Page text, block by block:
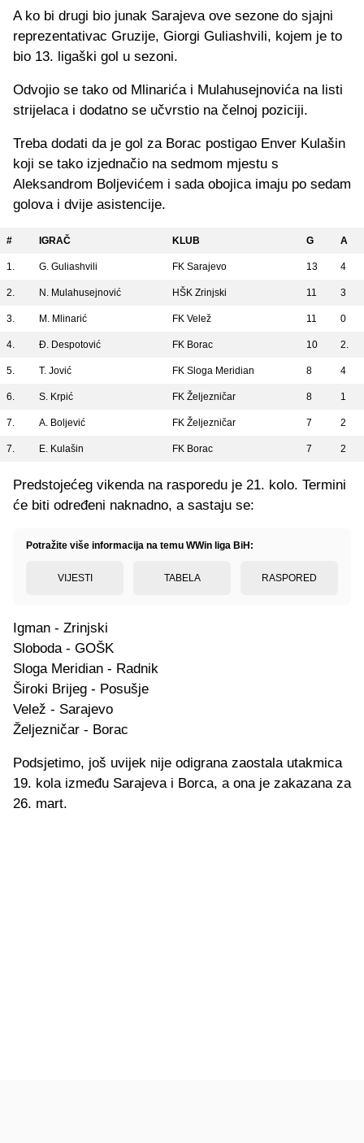
A ko bi drugi bio junak Sarajeva ove sezone do sjajni
reprezentativac Gruzije, Giorgi Guliashvili, kojem je to
bio 13. ligaški gol u sezoni.
Odvojio se tako od Mlinarića i Mulahusejnovića na listi
strijelaca i dodatno se učvrstio na čelnoj poziciji.
Treba dodati da je gol za Borac postigao Enver Kulašin
koji se tako izjednačio na sedmom mjestu s
Aleksandrom Boljevićem i sada obojica imaju po sedam
golova i dvije asistencije.
# IGRAČ KLUB G A
1. G. Guliashvili FK Sarajevo 13 4
2. N. Mulahusejnović HŠK Zrinjski 11 3
3. M. Mlinarić FK Velež 11 0
4. Đ. Despotović FK Borac 10 2.
5. T. Jović FK Sloga Meridian 8 4
6. S. Krpić FK Željezničar 8 1
7. A. Boljević FK Željezničar 7 2
7. E. Kulašin FK Borac 7 2
Predstojećeg vikenda na rasporedu je 21. kolo. Termini
će biti određeni naknadno, a sastaju se:
Potražite više informacija na temu WWin liga BiH:
VIJESTI TABELA RASPORED
Igman - Zrinjski
Sloboda - GOŠK
Sloga Meridian - Radnik
Široki Brijeg - Posušje
Velež - Sarajevo
Željezničar - Borac
Podsjetimo, još uvijek nije odigrana zaostala utakmica
19. kola između Sarajeva i Borca, a ona je zakazana za
26. mart.